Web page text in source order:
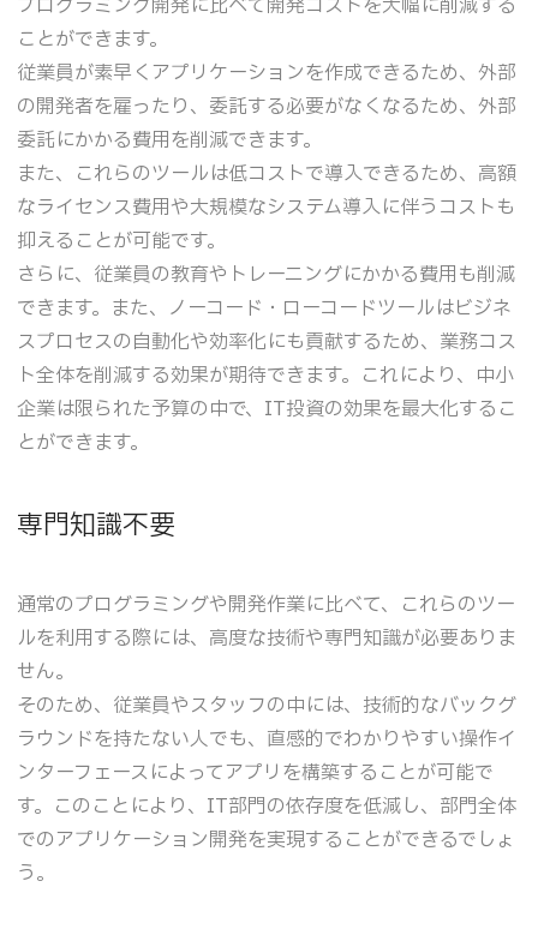
ことができます。
従業員が素早くアプリケーションを作成できるため、外部
の開発者を雇ったり、委託する必要がなくなるため、外部
委託にかかる費用を削減できます。
また、これらのツールは低コストで導入できるため、高額
なライセンス費用や大規模なシステム導入に伴うコストも
抑えることが可能です。
さらに、従業員の教育やトレーニングにかかる費用も削減
できます。また、ノーコード・ローコードツールはビジネ
スプロセスの自動化や効率化にも貢献するため、業務コス
ト全体を削減する効果が期待できます。これにより、中小
企業は限られた予算の中で、IT投資の効果を最大化するこ
とができます。
専門知識不要
通常のプログラミングや開発作業に比べて、これらのツー
ルを利用する際には、高度な技術や専門知識が必要ありま
せん。
そのため、従業員やスタッフの中には、技術的なバックグ
ラウンドを持たない人でも、直感的でわかりやすい操作イ
ンターフェースによってアプリを構築することが可能で
す。このことにより、IT部門の依存度を低減し、部門全体
でのアプリケーション開発を実現することができるでしょ
う。